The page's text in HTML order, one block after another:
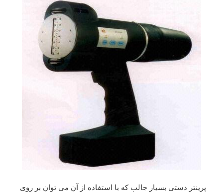
پرینتر دستی بسیار جالب که با استفاده از آن می توان بر روی